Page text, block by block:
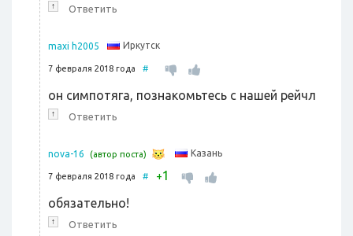
↑ Ответить
maxi h2005 Иркутск
7 февраля 2018 года #
он симпотяга, познакомьтесь с нашей рейчл
↑ Ответить
nova-16 (автор поста) Казань
7 февраля 2018 года # +1
обязательно!
↑ Ответить